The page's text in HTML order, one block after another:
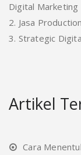
Digital Marketing
2. Jasa
3. Strategic
Artikel
Cara